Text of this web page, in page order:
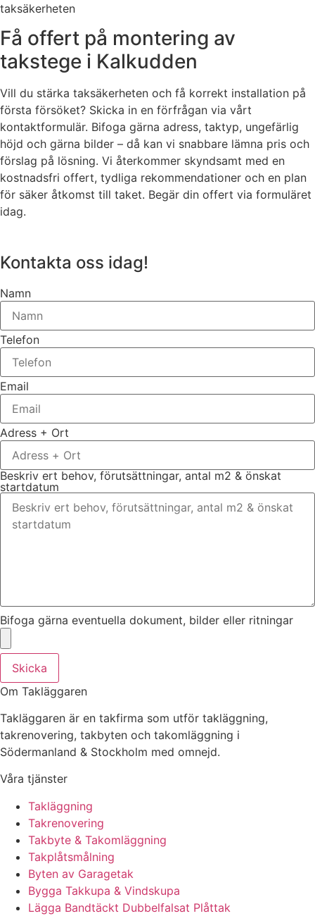
taksäkerheten
Få offert på montering av
takstege i Kalkudden
Vill du stärka taksäkerheten och få korrekt installation på
första försöket? Skicka in en förfrågan via vårt
kontaktformulär. Bifoga gärna adress, taktyp, ungefärlig
höjd och gärna bilder – då kan vi snabbare lämna pris och
förslag på lösning. Vi återkommer skyndsamt med en
kostnadsfri offert, tydliga rekommendationer och en plan
för säker åtkomst till taket. Begär din offert via formuläret
idag.
Kontakta oss idag!
Namn
Telefon
Email
Adress + Ort
Beskriv ert behov, förutsättningar, antal m2 & önskat
startdatum
Bifoga gärna eventuella dokument, bilder eller ritningar
Skicka
Om Takläggaren
Takläggaren är en takfirma som utför takläggning,
takrenovering, takbyten och takomläggning i
Södermanland & Stockholm med omnejd.
Våra tjänster
Takläggning
Takrenovering
Takbyte & Takomläggning
Takplåtsmålning
Byten av Garagetak
Bygga Takkupa & Vindskupa
Lägga Bandtäckt Dubbelfalsat Plåttak